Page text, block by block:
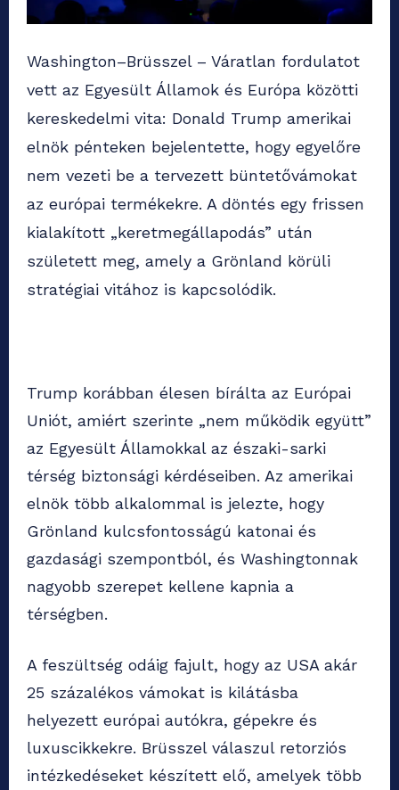
Washington–Brüsszel – Váratlan fordulatot
vett az Egyesült Államok és Európa közötti
kereskedelmi vita: Donald Trump amerikai
elnök pénteken bejelentette, hogy egyelőre
nem vezeti be a tervezett büntetővámokat
az európai termékekre. A döntés egy frissen
kialakított „keretmegállapodás” után
született meg, amely a Grönland körüli
stratégiai vitához is kapcsolódik.
Trump korábban élesen bírálta az Európai
Uniót, amiért szerinte „nem működik együtt”
az Egyesült Államokkal az északi-sarki
térség biztonsági kérdéseiben. Az amerikai
elnök több alkalommal is jelezte, hogy
Grönland kulcsfontosságú katonai és
gazdasági szempontból, és Washingtonnak
nagyobb szerepet kellene kapnia a
térségben.
A feszültség odáig fajult, hogy az USA akár
25 százalékos vámokat is kilátásba
helyezett európai autókra, gépekre és
luxuscikkekre. Brüsszel válaszul retorziós
intézkedéseket készített elő, amelyek több